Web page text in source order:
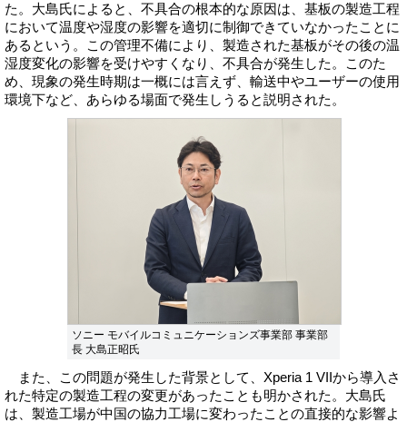
た。大島氏によると、不具合の根本的な原因は、基板の製造工程
において温度や湿度の影響を適切に制御できていなかったことに
あるという。この管理不備により、製造された基板がその後の温
湿度変化の影響を受けやすくなり、不具合が発生した。このた
め、現象の発生時期は一概には言えず、輸送中やユーザーの使用
環境下など、あらゆる場面で発生しうると説明された。
ソニー モバイルコミュニケーションズ事業部 事業部
長 大島正昭氏
また、この問題が発生した背景として、Xperia 1 VIIから導入さ
れた特定の製造工程の変更があったことも明かされた。大島氏
は、製造工場が中国の協力工場に変わったことの直接的な影響よ